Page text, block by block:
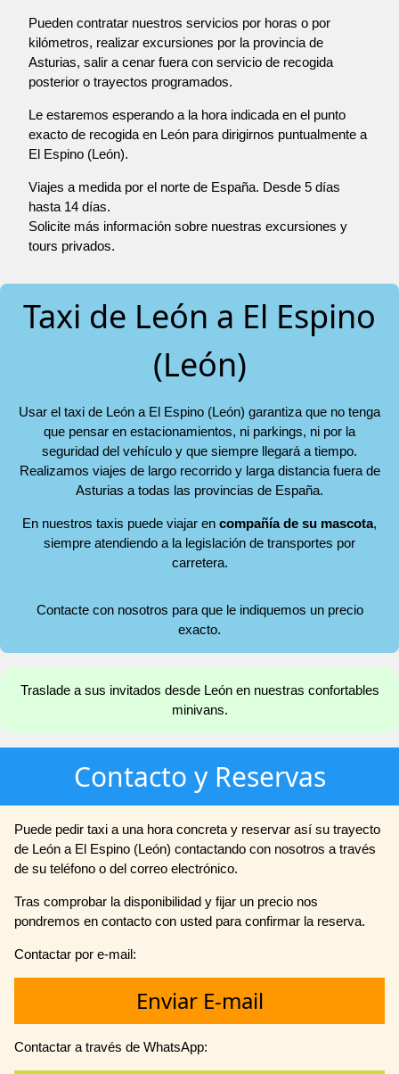
Pueden contratar nuestros servicios por horas o por
kilómetros, realizar excursiones por la provincia de
Asturias, salir a cenar fuera con servicio de recogida
posterior o trayectos programados.
Le estaremos esperando a la hora indicada en el punto
exacto de recogida en León para dirigirnos puntualmente a
El Espino (León).
Viajes a medida por el norte de España. Desde 5 días
hasta 14 días.
Solicite más información sobre nuestras excursiones y
tours privados.
Taxi de León a El Espino
(León)
Usar el taxi de León a El Espino (León) garantiza que no tenga
que pensar en estacionamientos, ni parkings, ni por la
seguridad del vehículo y que siempre llegará a tiempo.
Realizamos viajes de largo recorrido y larga distancia fuera de
Asturias a todas las provincias de España.
En nuestros taxis puede viajar en compañía de su mascota,
siempre atendiendo a la legislación de transportes por
carretera.
Contacte con nosotros para que le indiquemos un precio
exacto.
Traslade a sus invitados desde León en nuestras confortables
minivans.
Contacto y Reservas
Puede pedir taxi a una hora concreta y reservar así su trayecto
de León a El Espino (León) contactando con nosotros a través
de su teléfono o del correo electrónico.
Tras comprobar la disponibilidad y fijar un precio nos
pondremos en contacto con usted para confirmar la reserva.
Contactar por e-mail:
Enviar E-mail
Contactar a través de WhatsApp: